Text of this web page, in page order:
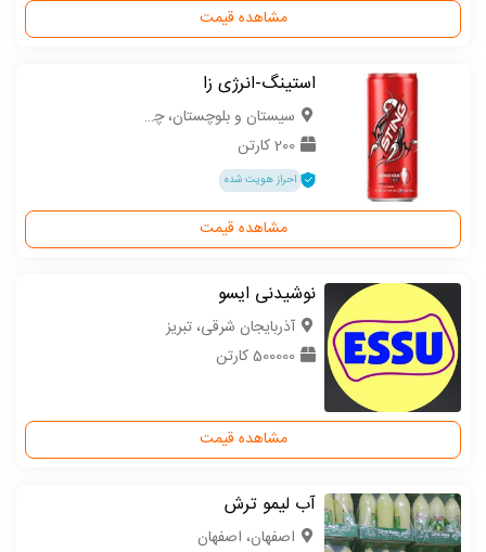
مشاهده قیمت
استینگ-انرژی زا
سیستان و بلوچستان، چابهار
200 کارتن
احراز هویت شده
مشاهده قیمت
نوشیدنی ایسو
آذربایجان شرقی، تبریز
500000 کارتن
مشاهده قیمت
آب لیمو ترش
اصفهان، اصفهان